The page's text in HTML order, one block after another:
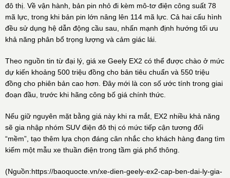
đô thị. Về vận hành, bản pin nhỏ đi kèm mô-tơ điện công suất 78
mã lực, trong khi bản pin lớn nâng lên 114 mã lực. Cả hai cấu hình
đều sử dụng hệ dẫn động cầu sau, nhấn mạnh định hướng tối ưu
khả năng phân bổ trọng lượng và cảm giác lái.
Theo nguồn tin từ đại lý, giá xe Geely EX2 có thể được chào ở mức
dự kiến khoảng 500 triệu đồng cho bản tiêu chuẩn và 550 triệu
đồng cho phiên bản cao hơn. Đây mới là con số ước tính trong giai
đoạn đầu, trước khi hãng công bố giá chính thức.
Nếu giữ nguyên mặt bằng giá này khi ra mắt, EX2 nhiều khả năng
sẽ gia nhập nhóm SUV điện đô thị có mức tiếp cận tương đối
“mềm”, tạo thêm lựa chọn đáng cân nhắc cho khách hàng đang tìm
kiếm một mẫu xe thuần điện trong tầm giá phổ thông.
(Nguồn:https://baoquocte.vn/xe-dien-geely-ex2-cap-ben-dai-ly-gia-